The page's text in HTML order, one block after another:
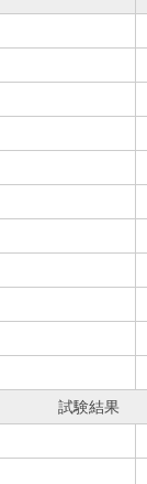
試験結果